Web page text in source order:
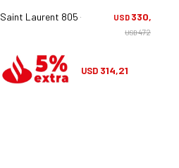
Saint Laurent 805 - 001 USD 330,75
USD472,50
USD 314,21